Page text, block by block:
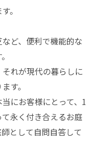
。
ど、便利で機能的な
れが現代の暮らしに
す。
にお客様にとって、1
永く付き合えるお庭
として自問自答して